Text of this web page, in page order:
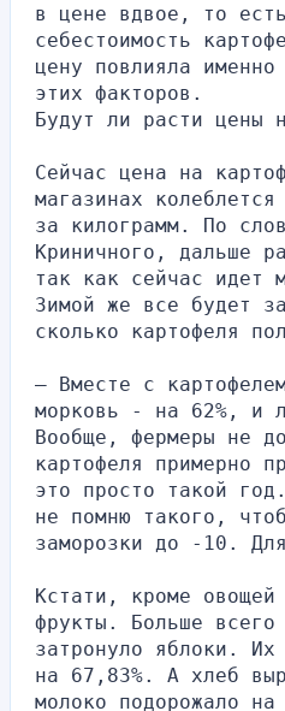
в цене вдвое, то
себестоимость
цену повлияла именно
этих факторов.
Будут ли расти цены
Сейчас цена на
магазинах
за килограмм. По
Криничного, дальше
так как сейчас идет
Зимой же все будет
сколько картофеля
– Вместе с
морковь - на 62%, и
Вообще, фермеры не
картофеля примерно
это просто такой
не помню такого,
заморозки до -10.
Кстати, кроме овощей
фрукты. Больше всего
затронуло яблоки. Их
на 67,83%. А хлеб
молоко подорожало